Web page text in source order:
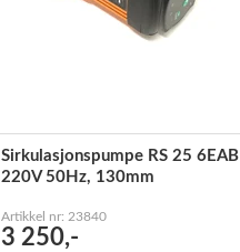
Sirkulasjonspumpe RS 25 6EAB
220V 50Hz, 130mm
Artikkel nr: 23840
3 250,-